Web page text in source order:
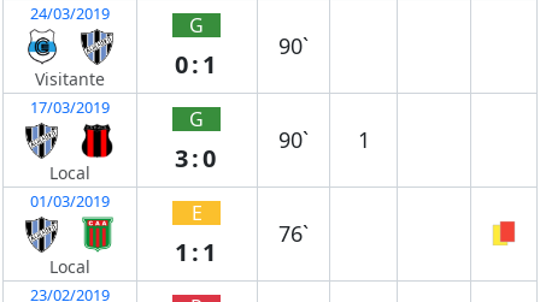
24/03/2019
Visitante
G
0:1
90`
17/03/2019
Local
G
3:0
90` 1
01/03/2019
Local
E
1:1
76`
23/02/2019